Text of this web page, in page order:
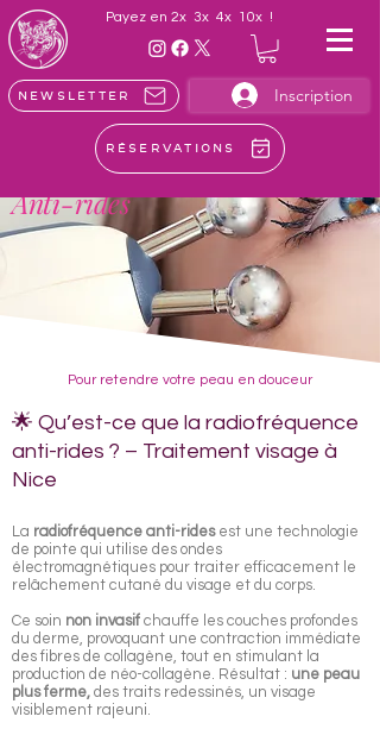
Payez en 2x 3x 4x 10x !
Newsletter Inscription
Réservations
Radiofréquence
Anti-rides
Pour retendre votre peau en douceur
🌟 Qu’est-ce que la radiofréquence
anti-rides ? – Traitement visage à
Nice
La radiofréquence anti-ridesest une technologie
de pointe qui utilise des ondes
électromagnétiques pour traiter efficacement le
relâchement cutané du visage et du corps.
Ce soin non invasif chauffe les couches profondes
du derme, provoquant une contraction immédiate
des fibres de collagène, tout en stimulant la
production de néo-collagène. Résultat : une peau
plus ferme, des traits redessinés, un visage
visiblement rajeuni.